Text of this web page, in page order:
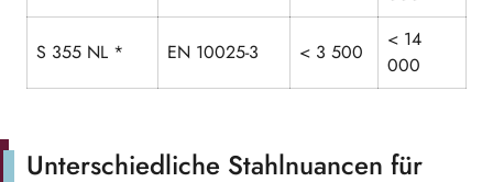
S 355 NL * EN 10025-3 < 3 500
< 14
000
Unterschiedliche Stahlnuancen für